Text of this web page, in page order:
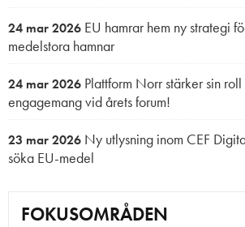
24 mar 2026 EU hamrar hem ny strategi
medelstora hamnar
24 mar 2026 Plattform Norr stärker sin
engagemang vid årets forum!
23 mar 2026 Ny utlysning inom CEF
söka EU-medel
FOKUSOMRÅDEN